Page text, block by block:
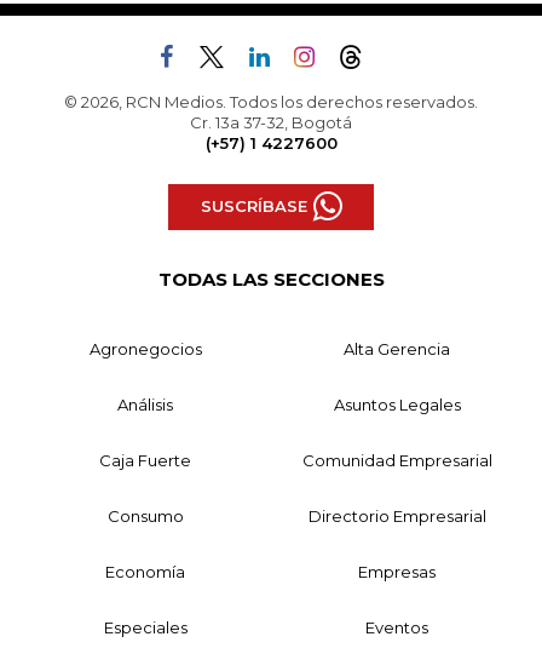
© 2026, RCN Medios. Todos los derechos reservados.
Cr. 13a 37-32, Bogotá
(+57) 1 4227600
SUSCRÍBASE
TODAS LAS SECCIONES
Agronegocios Alta Gerencia
Análisis Asuntos Legales
Caja Fuerte Comunidad Empresarial
Consumo Directorio Empresarial
Economía Empresas
Especiales Eventos